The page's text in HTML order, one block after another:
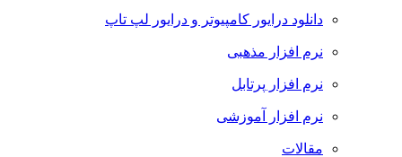
دانلود درایور کامپیوتر و درایور لپ تاپ
نرم افزار مذهبی
نرم افزار پرتابل
نرم افزار آموزشی
مقالات